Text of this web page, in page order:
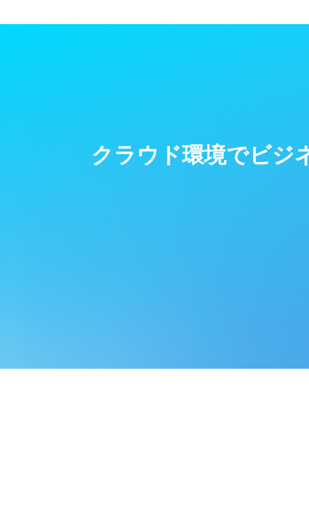
クラウド環境でビジ